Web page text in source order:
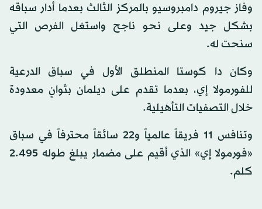
وفاز جيروم دامبروسيو بالمركز الثالث بعدما أدار سباقه
بشكل جيد وعلى نحو ناجح واستغل الفرص التي
سنحت له.
وكان دا كوستا المنطلق الأول في سباق الدرعية
للفورمولا إي، بعدما تقدم على ديلمان بثوانٍ معدودة
خلال التصفيات التأهيلية.
وتنافس 11 فريقاً عالمياً و22 سائقاً محترفاً في سباق
«فورمولا إي» الذي أقيم على مضمار يبلغ طوله 2.495
كلم.